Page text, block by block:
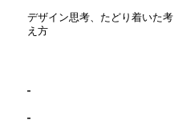
デザイン思考、たどり着いた考
え方
-
-